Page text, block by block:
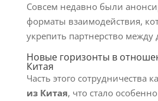
Совсем недавно были
форматы взаимодействия,
укрепить партнерство между
Новые горизонты в
Китая
Часть этого сотрудничества
из Китая, что стало